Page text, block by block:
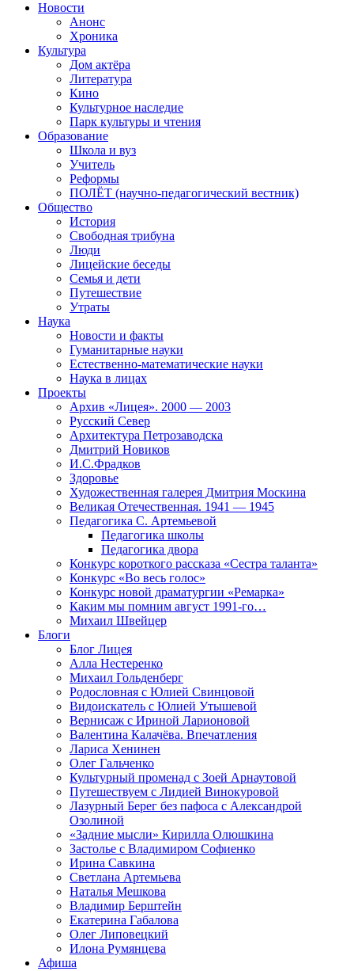
Новости
Анонс
Хроника
Культура
Дом актёра
Литература
Кино
Культурное наследие
Парк культуры и чтения
Образование
Школа и вуз
Учитель
Реформы
ПОЛЁТ (научно-педагогический вестник)
Общество
История
Свободная трибуна
Люди
Лицейские беседы
Семья и дети
Путешествие
Утраты
Наука
Новости и факты
Гуманитарные науки
Естественно-математические науки
Наука в лицах
Проекты
Архив «Лицея». 2000 — 2003
Русский Север
Архитектура Петрозаводска
Дмитрий Новиков
И.С.Фрадков
Здоровье
Художественная галерея Дмитрия Москина
Великая Отечественная. 1941 — 1945
Педагогика С. Артемьевой
Педагогика школы
Педагогика двора
Конкурс короткого рассказа «Сестра таланта»
Конкурс «Во весь голос»
Конкурс новой драматургии «Ремарка»
Каким мы помним август 1991-го…
Михаил Швейцер
Блоги
Блог Лицея
Алла Нестеренко
Михаил Гольденберг
Родословная с Юлией Свинцовой
Видоискатель с Юлией Утышевой
Вернисаж с Ириной Ларионовой
Валентина Калачёва. Впечатления
Лариса Хенинен
Олег Гальченко
Культурный променад с Зоей Арнаутовой
Путешествуем с Лидией Винокуровой
Лазурный Берег без пафоса с Александрой
Озолиной
«Задние мысли» Кирилла Олюшкина
Застолье с Владимиром Софиенко
Ирина Савкина
Светлана Артемьева
Наталья Мешкова
Владимир Берштейн
Екатерина Габалова
Олег Липовецкий
Илона Румянцева
Афиша